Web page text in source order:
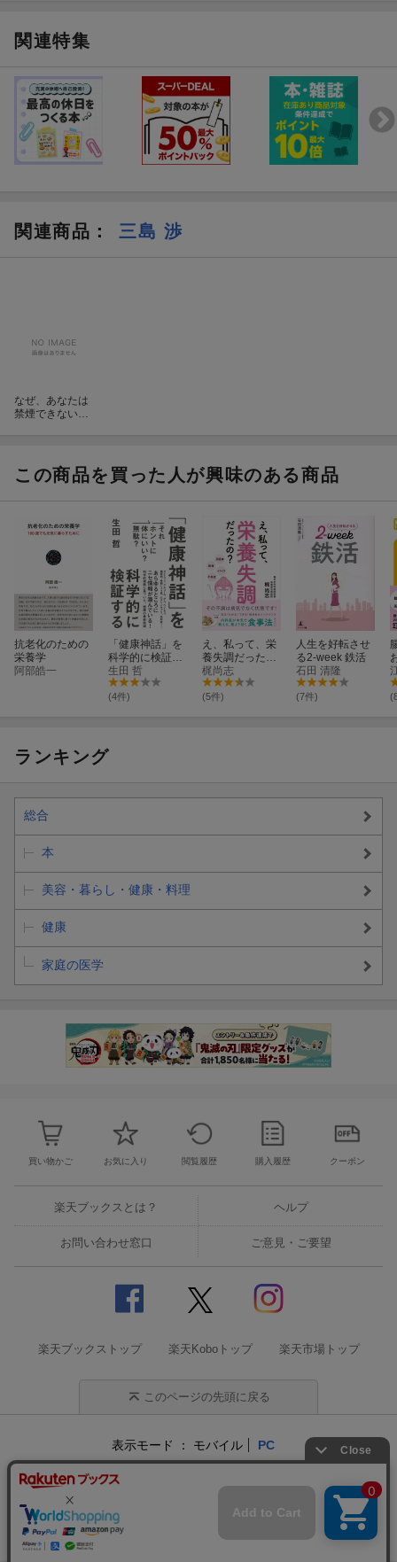
・「病は気から」の真実
・管理栄養士は医師以上の価値を生み出せる
関連特集
関連商品 ： 三島 渉
なぜ、あなたは
禁煙できないの
この商品を買った人が興味のある商品
抗老化のための
栄養学
阿部皓一
「健康神話」を
科学的に検証す
る
生田 哲
(4件)
え、私って、栄
養失調だった
の？ その不調は
病気でなく状態
です！
梶尚志
(5件)
人生を好転させ
る2-week 鉄活
石田 清隆
(7件)
ランキング
総合
本
美容・暮らし・健康・料理
健康
家庭の医学
買い物かご お気に入り 閲覧履歴 購入履歴 クーポン
楽天ブックスとは？ ヘルプ
お問い合わせ窓口 ご意見・ご要望
楽天ブックストップ 楽天Koboトップ 楽天市場トップ
このページの先頭に戻る
表示モード モバイル PC
企業情報 個人情報保護方針